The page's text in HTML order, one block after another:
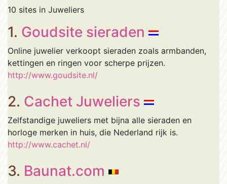
10 sites in Juweliers
1. Goudsite sieraden
Online juwelier verkoopt sieraden zoals armbanden,
kettingen en ringen voor scherpe prijzen.
http://www.goudsite.nl/
2. Cachet Juweliers
Zelfstandige juweliers met bijna alle sieraden en
horloge merken in huis, die Nederland rijk is.
http://www.cachet.nl/
3. Baunat.com